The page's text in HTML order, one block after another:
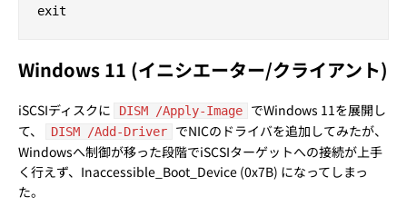
Windows 11 (イニシエーター/クライアント)
iSCSIディスクに DISM /Apply-Image
でWindows 11を展開し
て、
DISM /Add-Driver
でNICのドライバを追加してみたが、
Windowsへ制御が移った段階でiSCSIターゲットへの接続が上手
く行えず、Inaccessible_Boot_Device (0x7B) になってしまっ
た。